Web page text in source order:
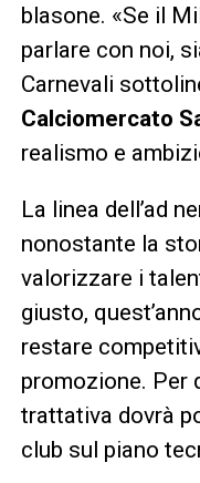
blasone. «Se il
parlare con noi,
Carnevali
Calciomercato
realismo e
La linea dell’ad
nonostante la
valorizzare i
giusto,
restare
promozione. Per
trattativa dovrà
club sul piano